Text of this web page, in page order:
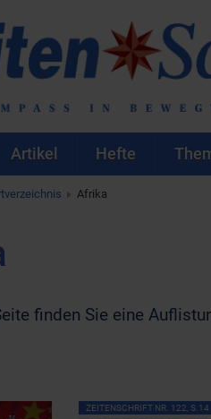
Artikel Hefte
Afrika
finden Sie eine
ZEITENSCHRIFT NR. 122, S.14